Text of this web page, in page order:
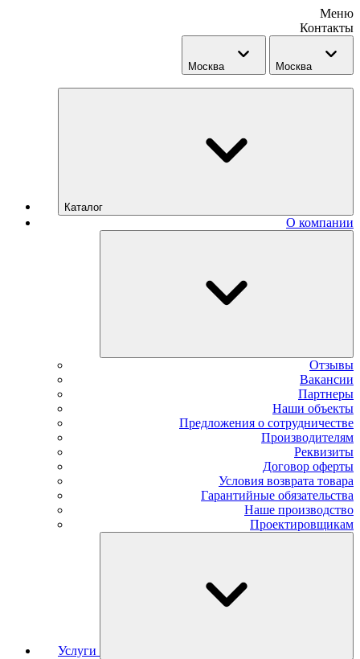
Меню
Контакты
Москва Москва
Каталог
О компании
Отзывы
Вакансии
Партнеры
Наши объекты
Предложения о сотрудничестве
Производителям
Реквизиты
Договор оферты
Условия возврата товара
Гарантийные обязательства
Наше производство
Проектировщикам
Услуги